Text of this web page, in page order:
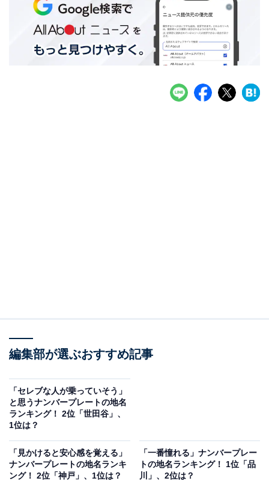
編集部が選ぶおすすめ記事
「セレブな人が乗っていそう」
と思うナンバープレートの地名
ランキング！ 2位「世田谷」、
1位は？
「見かけると安心感を覚える」
ナンバープレートの地名ランキ
ング！ 2位「神戸」、1位は？
「一番憧れる」ナンバープレー
トの地名ランキング！ 1位「品
川」、2位は？